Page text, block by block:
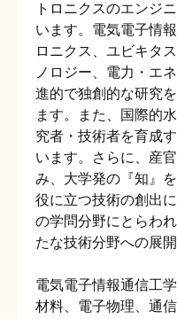
トロニクスのエンジ
います。電気電子情
ロニクス、ユビキタ
ノロジー、電力・エ
進的で独創的な研究
ます。また、国際的
究者・技術者を育成
います。さらに、産
み、大学発の『知』
役に立つ技術の創出
の学問分野にとらわ
たな技術分野への展
電気電子情報通信工
材料、電子物理、通